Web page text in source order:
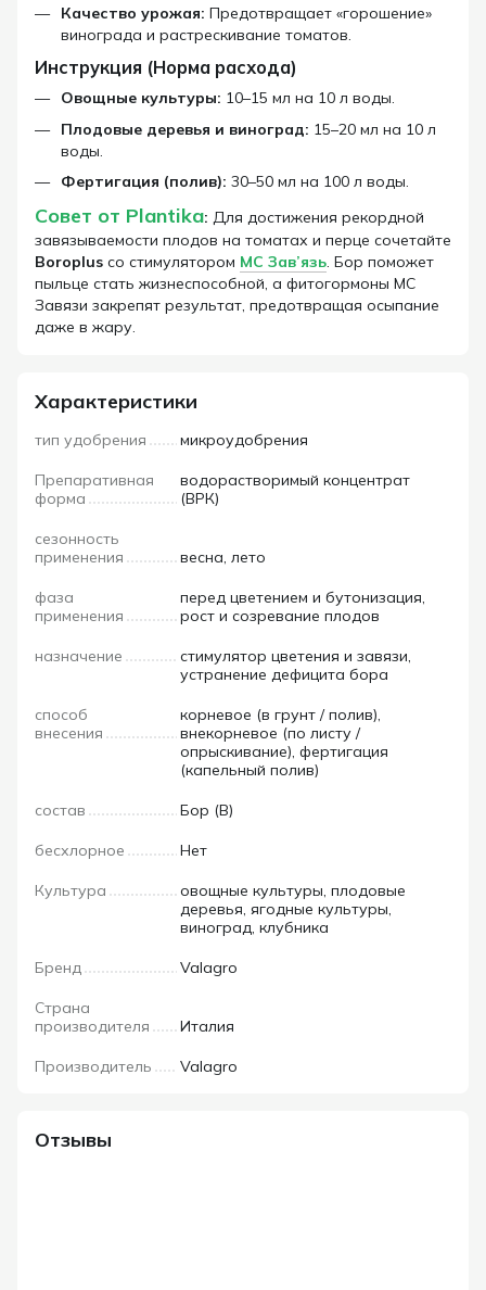
Качество урожая: Предотвращает «горошение»
винограда и растрескивание томатов.
Инструкция (Норма расхода)
Овощные культуры: 10–15 мл на 10 л воды.
Плодовые деревья и виноград: 15–20 мл на 10 л
воды.
Фертигация (полив): 30–50 мл на 100 л воды.
Совет от Plantika: Для достижения рекордной
завязываемости плодов на томатах и перце сочетайте
Boroplus со стимулятором MC Зав’язь . Бор поможет
пыльце стать жизнеспособной, а фитогормоны МС
Завязи закрепят результат, предотвращая осыпание
даже в жару.
Характеристики
тип удобрения микроудобрения
Препаративная
форма
водорастворимый концентрат
(ВРК)
сезонность
применения
весна, лето
фаза
применения
перед цветением и бутонизация,
рост и созревание плодов
назначение
стимулятор цветения и завязи,
устранение дефицита бора
способ
внесения
корневое (в грунт / полив),
внекорневое (по листу /
опрыскивание), фертигация
(капельный полив)
состав Бор (B)
бесхлорное Нет
Культура
овощные культуры, плодовые
деревья, ягодные культуры,
виноград, клубника
Бренд Valagro
Страна
производителя
Италия
Производитель Valagro
Отзывы